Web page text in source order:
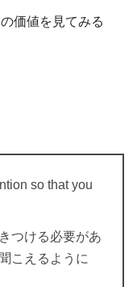
価値を見てみる
so that you
つける必要があ
こえるように